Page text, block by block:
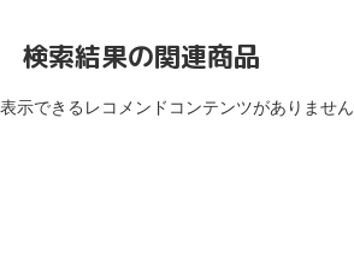
検索結果の関連商品
表示できるレコメンドコンテンツがありません